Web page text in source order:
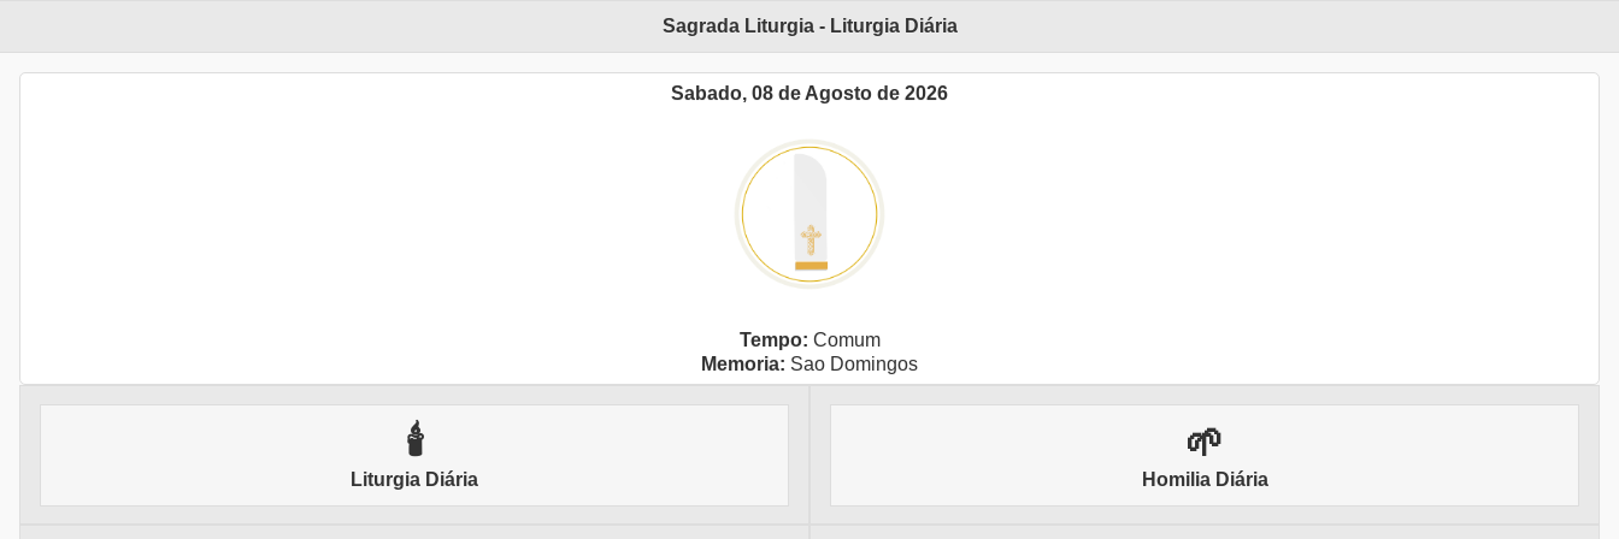
Sagrada Liturgia - Liturgia Diária
Sabado, 08 de Agosto de 2026
Tempo: Comum
Memoria: Sao Domingos
🕯
Liturgia Diária
🌱
Homilia Diária